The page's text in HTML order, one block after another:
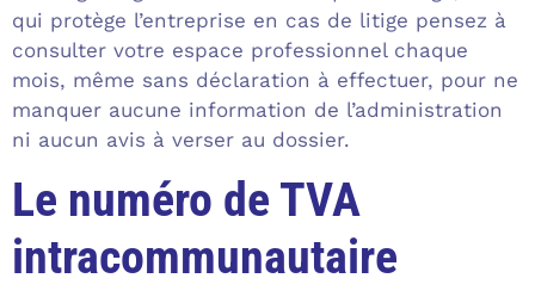
qui protège l’entreprise en cas de litige pensez à
consulter votre espace professionnel chaque
mois, même sans déclaration à effectuer, pour ne
manquer aucune information de l’administration
ni aucun avis à verser au dossier.
Le numéro de TVA
intracommunautaire